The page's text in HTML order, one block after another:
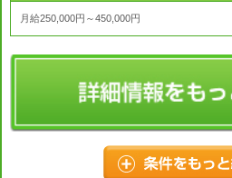
月給250,000円～450,000円